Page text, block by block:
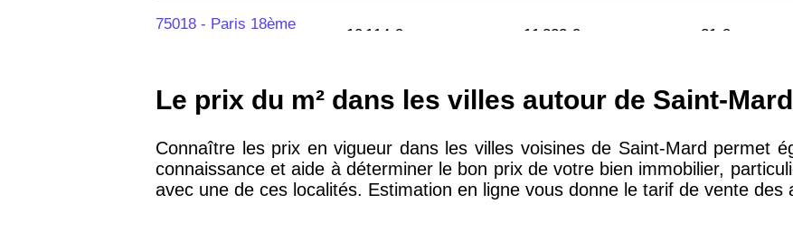
75018 - Paris 18ème
10 114 € 11 322 € 31 €
75020 - Paris 20ème
9 623 € 11 141 € 29 €
75019 -Paris 19ème
arrondissement
9 231 € 10 415 € 28 €
Le prix du m² dans les villes autour de Saint-Mard
Connaître les prix en vigueur dans les villes voisines de Saint-Mard permet
connaissance et aide à déterminer le bon prix de votre bien immobilier,
avec une de ces localités. Estimation en ligne vous donne le tarif de vente des